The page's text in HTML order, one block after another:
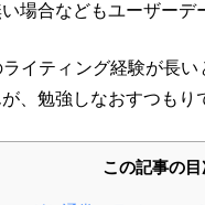
場合などもユーザーデ
ライティング経験が長
、勉強しなおすつもり
この記事の目